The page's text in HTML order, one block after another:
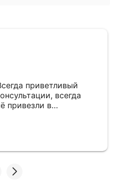
приветливый
всегда
привезли в